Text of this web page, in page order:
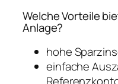
Welche Vorteile
Anlage?
hohe
einfache